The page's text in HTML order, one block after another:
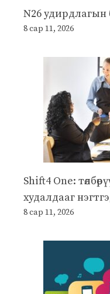
N26
8 сар 11, 2026
Shift4 One:
худалдааг
8 сар 11, 2026